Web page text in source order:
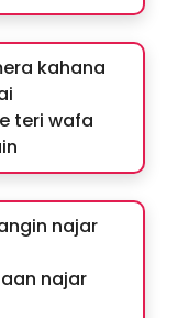
kahana
teri wafa
najar
najar